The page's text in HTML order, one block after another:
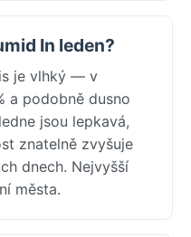
In leden?
je vlhký — v
a podobně dusno
jsou lepkavá,
znatelně zvyšuje
dnech. Nejvyšší
města.